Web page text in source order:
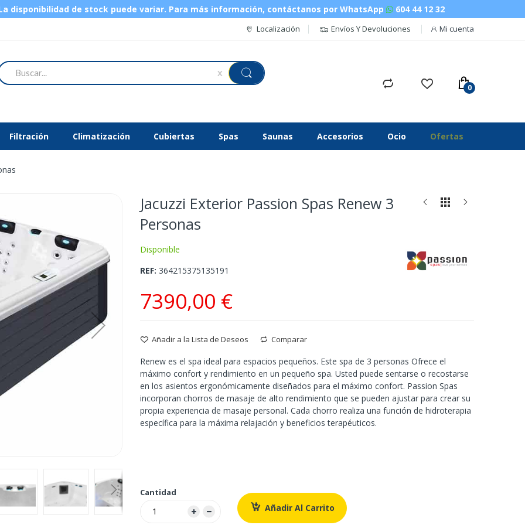
La disponibilidad de stock puede variar. Para más información, contáctanos por WhatsApp
604 44 12 32
Localización Envíos Y Devoluciones Mi cuenta
Buscar X
Filtración Climatización Cubiertas Spas Saunas Accesorios Ocio Ofertas
Jacuzzi Exterior Passion Spas Renew 3
Personas
Disponible
REF 364215375135191
7390,00 €
Añadir a la Lista de Deseos Comparar
Renew es el spa ideal para espacios pequeños. Este spa de 3 personas Ofrece el
máximo confort y rendimiento en un pequeño spa. Usted puede sentarse o recostarse
en los asientos ergonómicamente diseñados para el máximo confort. Passion Spas
incorporan chorros de masaje de alto rendimiento que se pueden ajustar para crear su
propia experiencia de masaje personal. Cada chorro realiza una función de hidroterapia
específica para la máxima relajación y beneficios terapéuticos.
Cantidad
Añadir Al Carrito